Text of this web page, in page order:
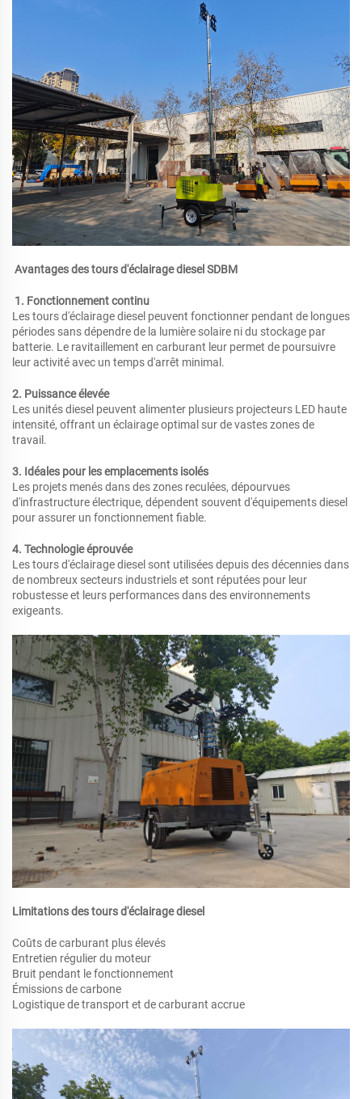
Avantages des tours d'éclairage diesel SDBM
1. Fonctionnement continu
Les tours d'éclairage diesel peuvent fonctionner pendant de longues
périodes sans dépendre de la lumière solaire ni du stockage par
batterie. Le ravitaillement en carburant leur permet de poursuivre
leur activité avec un temps d'arrêt minimal.
2. Puissance élevée
Les unités diesel peuvent alimenter plusieurs projecteurs LED haute
intensité, offrant un éclairage optimal sur de vastes zones de
travail.
3. Idéales pour les emplacements isolés
Les projets menés dans des zones reculées, dépourvues
d'infrastructure électrique, dépendent souvent d'équipements diesel
pour assurer un fonctionnement fiable.
4. Technologie éprouvée
Les tours d'éclairage diesel sont utilisées depuis des décennies dans
de nombreux secteurs industriels et sont réputées pour leur
robustesse et leurs performances dans des environnements
exigeants.
Limitations des tours d'éclairage diesel
Coûts de carburant plus élevés
Entretien régulier du moteur
Bruit pendant le fonctionnement
Émissions de carbone
Logistique de transport et de carburant accrue